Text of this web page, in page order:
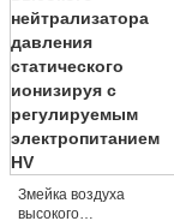
Змейка воздуха
высокого